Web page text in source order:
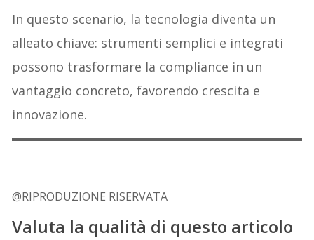
In questo scenario, la tecnologia diventa un
alleato chiave: strumenti semplici e integrati
possono trasformare la compliance in un
vantaggio concreto, favorendo crescita e
innovazione.
@RIPRODUZIONE RISERVATA
Valuta la qualità di questo articolo